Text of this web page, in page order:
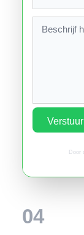
Verstuur
Door
04